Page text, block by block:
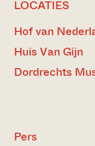
LOCATIES
Hof van
Huis Van Gijn
Dordrechts
Pers